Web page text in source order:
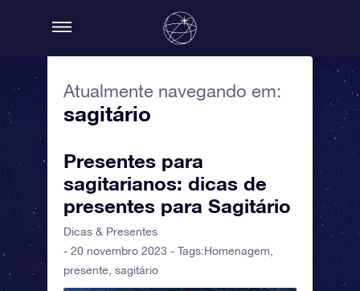
Atualmente navegando em:
sagitário
Presentes para
sagitarianos: dicas de
presentes para Sagitário
Dicas & Presentes
- 20 novembro 2023 - Tags:Homenagem
presente sagitário